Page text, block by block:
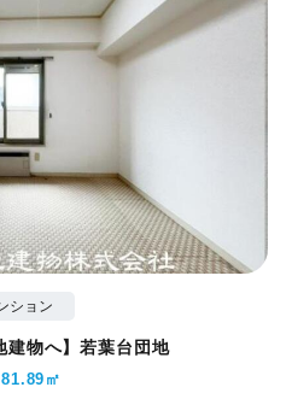
ション
建物へ】若葉台団地
81.89㎡